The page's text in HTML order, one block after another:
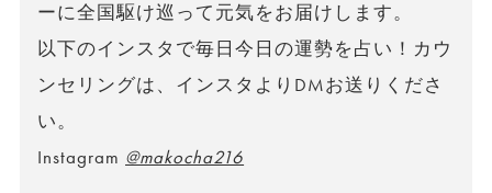
ーに全国駆け巡って元気をお届けします。
以下のインスタで毎日今日の運勢を占い！カウ
ンセリングは、インスタよりDMお送りくださ
い。
Instagram @makocha216